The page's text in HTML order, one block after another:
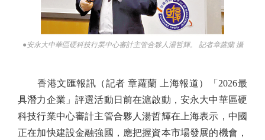
●安永大中華區硬科技行業中心審計主管合夥人湯哲輝。 記者章蘿蘭 攝
香港文匯報訊（記者 章蘿蘭 上海報道）「2026最
具潛力企業」評選活動日前在滬啟動，安永大中華區硬
科技行業中心審計主管合夥人湯哲輝在上海表示，中國
正在加快建設金融強國，應把握資本市場發展的機會，